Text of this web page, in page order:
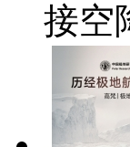
接空